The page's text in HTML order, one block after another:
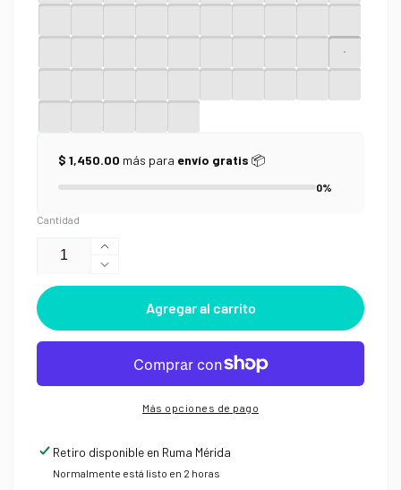
$ 1,450.00 más para envío gratis 📦
0%
Cantidad
Aumentar
cantidad
para
Gouache
Holbein
20ml
Reducir
cantidad
Gouache
Holbein
Acryla
20ml
Agregar al carrito
Más opciones de pago
Retiro disponible en Ruma Mérida
Normalmente está listo en 2 horas